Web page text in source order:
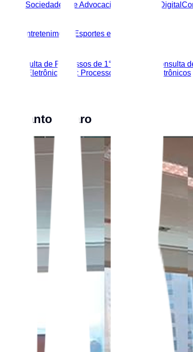
- Sociedades de Advocacia Certificação Digital
Entretenimento Esportes e Lazer
Consulta de Processos de 1° Grau TJSP: Consulta
Eletrônico
TRT: Processos Judiciais Eletrônicos
Santo Amaro